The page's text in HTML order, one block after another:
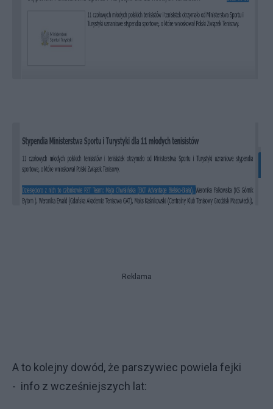
Reklama
A to kolejny dowód, że parszywiec powiela fejki
- info z wcześniejszych lat: